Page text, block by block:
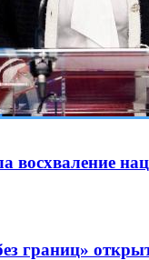
восхваление
границ»